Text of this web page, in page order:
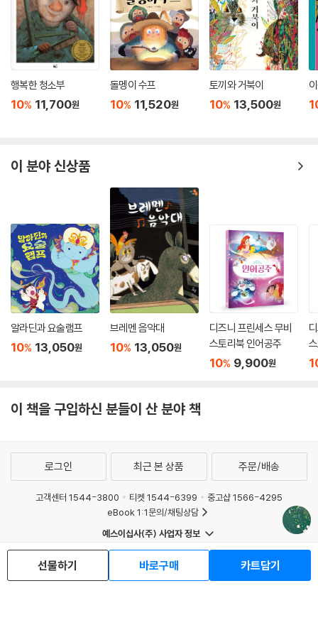
행복한 청소부
10% 11,700원
돌멩이 수프
10% 11,520원
토끼와 거북이
10% 13,500원
이 분야 신상품
알라딘과 요술램프
10% 13,050원
브레멘 음악대
10% 13,050원
디즈니 프린세스 무비
스토리북 인어공주
10% 9,900원
이 책을 구입하신 분들이 산 분야 책
선물하기 바로구매 카트담기
로그인 최근 본 상품 주문/배송
고객센터 1544-3800 티켓 1544-6399
중고샵 1566-4295
eBook 1:1문의/채팅상담
예스이십사(주) 사업자 정보
이용약관
개인정보처리방침
청소년보호정책
회사소개
거래처관계자께
도서홍보
광고